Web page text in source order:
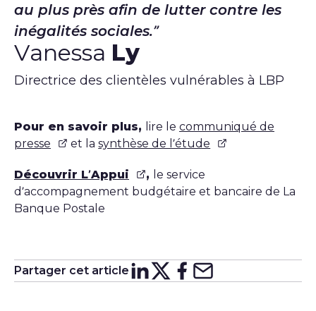
au plus près afin de lutter contre les
inégalités sociales.
Vanessa Ly
Directrice des clientèles vulnérables à LBP
Pour en savoir plus, lire le communiqué de
presse
et lasynthèse de l’étude
Découvrir L’Appui , le service
d’accompagnement budgétaire et bancaire de La
Banque Postale
Partager cet article Partager sur
Partager surX
Partager
Partager